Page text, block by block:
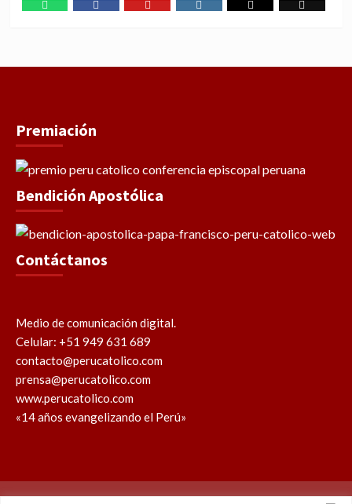
Premiación
Bendición Apostólica
Contáctanos
Medio de comunicación digital.
Celular: +51 949 631 689
contacto@perucatolico.com
prensa@perucatolico.com
www.perucatolico.com
«14 años evangelizando el Perú»